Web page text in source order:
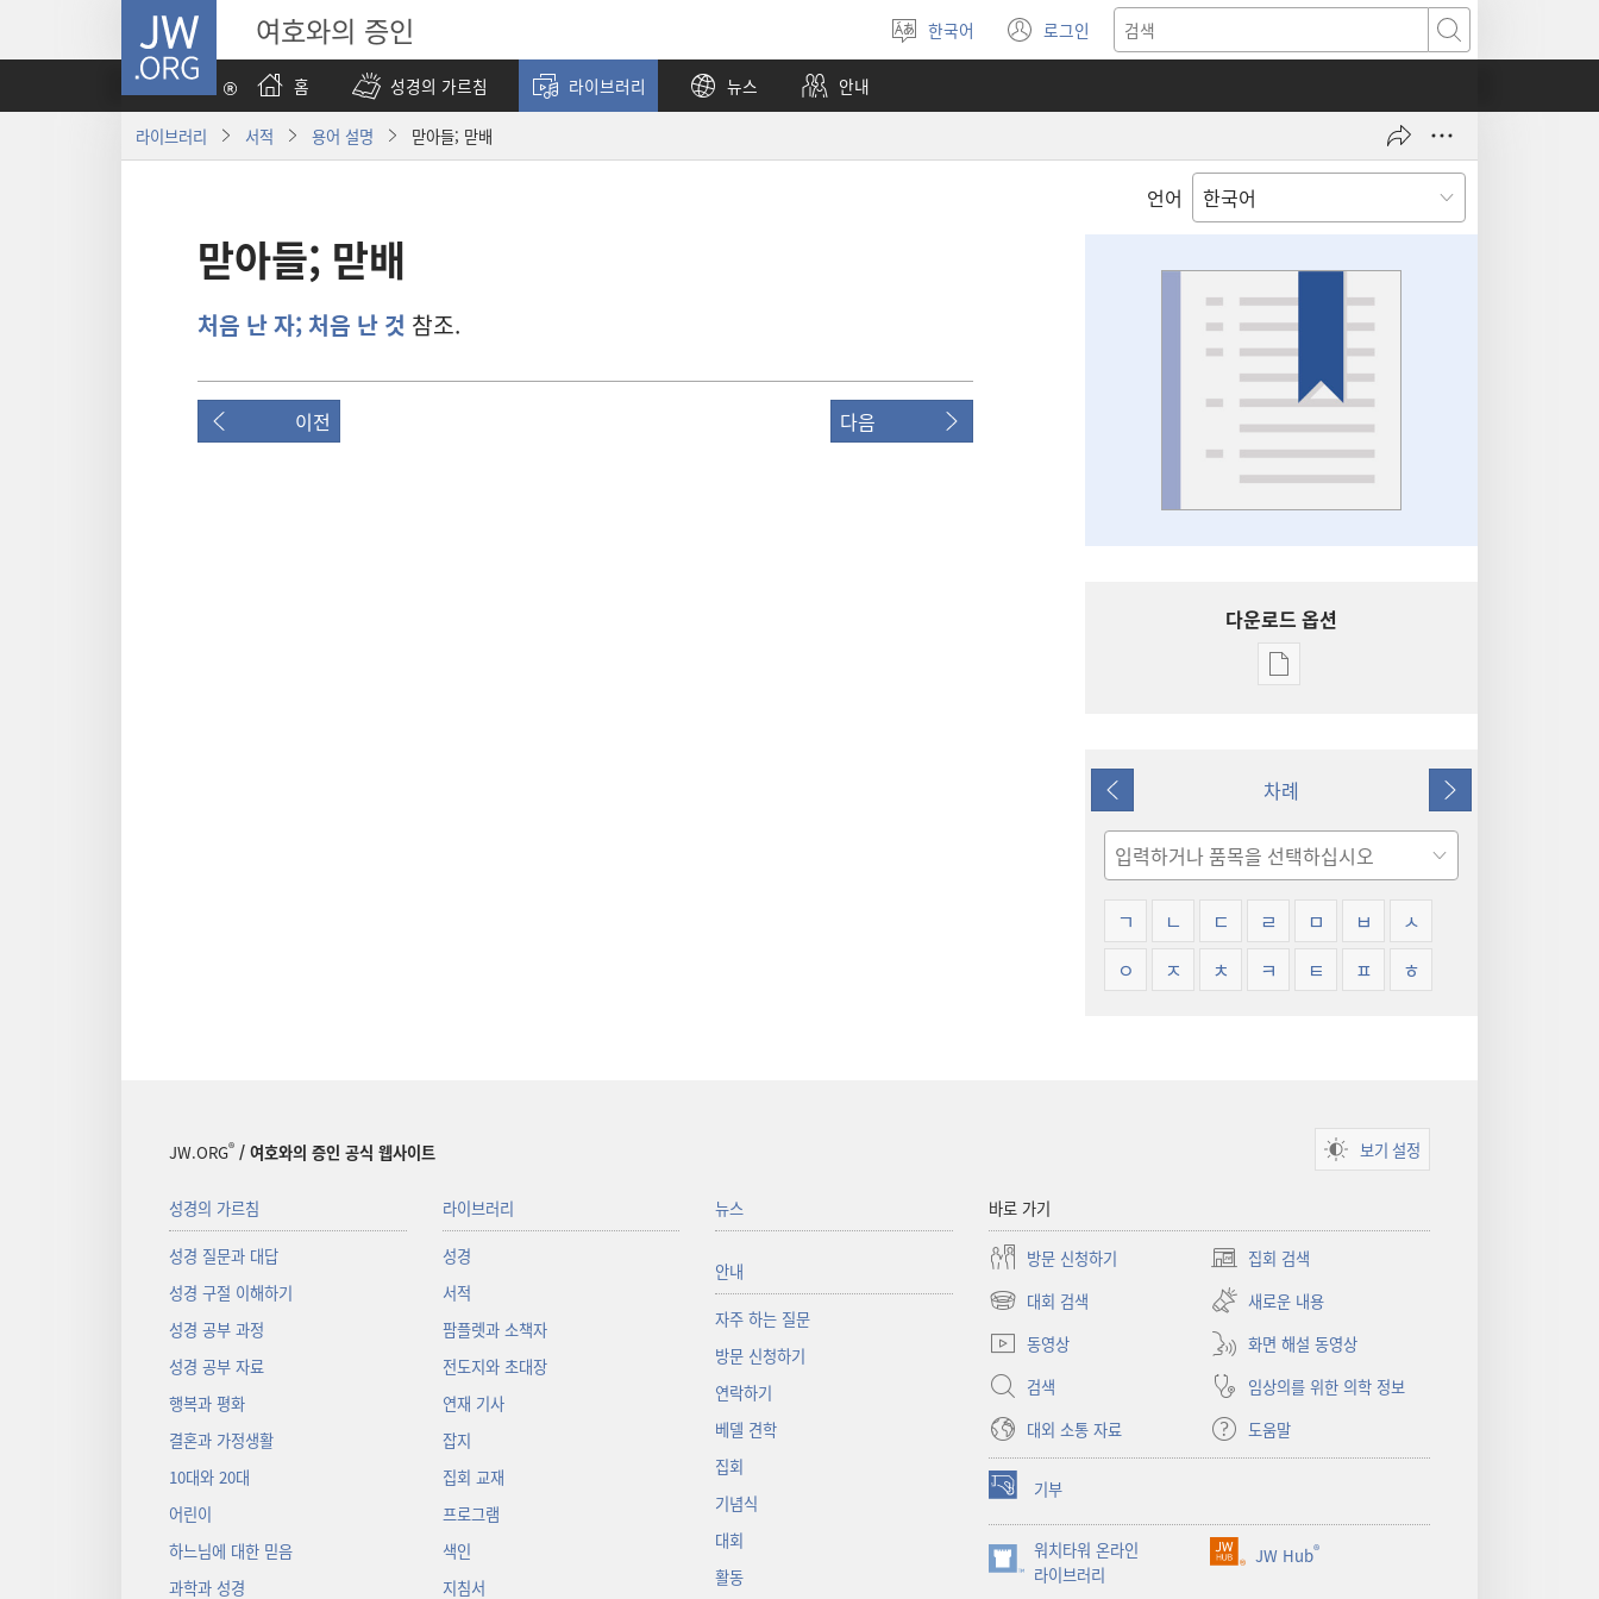
JW.ORG 여호와의 증인
언어
선택
한국어 로그인
(새로운
창
검색
홈
성경의 가르침 라이브러리 뉴스 안내
라이브러리 서적 용어 설명 맏아들; 맏배
언어
맏아들; 맏배
처음 난 자; 처음 난 것 참조.
이전 다음
다운로드 옵션
출판물
설명
이전 차례 다음
검색
ㄱ
ㄴ ㄷ ㄹ ㅁ ㅂ
ㅅ
ㅇ
ㅈ ㅊ ㅋ ㅌ ㅍ ㅎ
JW.ORG® / 여호와의 증인 공식 웹사이트 보기 설정
성경의 가르침
성경 질문과 대답
성경 구절 이해하기
성경 공부 과정
성경 공부 자료
행복과 평화
결혼과 가정생활
10대와 20대
어린이
하느님에 대한 믿음
과학과 성경
라이브러리
성경
서적
팜플렛과 소책자
전도지와 초대장
연재 기사
잡지
집회 교재
프로그램
색인
지침서
뉴스
안내
자주 하는 질문
방문 신청하기
연락하기
베델 견학
집회
기념식
대회
활동
바로 가기
방문 신청하기 집회 검색
(새로운
창
열기)
대회 검색
(새로운
창
새로운 내용
동영상
화면 해설 동영상
검색
임상의를 위한 의학 정보
대외 소통 자료
도움말
기부
(새로운
창
열기)
워치타워 온라인
라이브러리
(새로운
JW Hub®
(새로운